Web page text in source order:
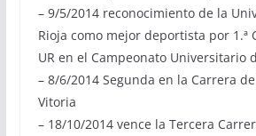
– 9/5/2014 reconocimiento de la
Rioja como mejor deportista por 1.ª
UR en el Campeonato Universitario
– 8/6/2014 Segunda en la Carrera
Vitoria
– 18/10/2014 vence la Tercera